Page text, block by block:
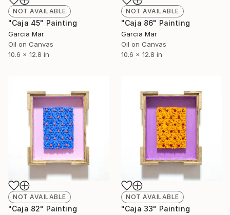
NOT AVAILABLE
"Caja 45" Painting
Garcia Mar
Oil on Canvas
10.6 x 12.8 in
NOT AVAILABLE
"Caja 86" Painting
Garcia Mar
Oil on Canvas
10.6 x 12.8 in
NOT AVAILABLE
"Caja 82" Painting
NOT AVAILABLE
"Caja 33" Painting